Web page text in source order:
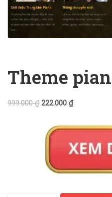
Theme
999.000₫ 222.000 ₫